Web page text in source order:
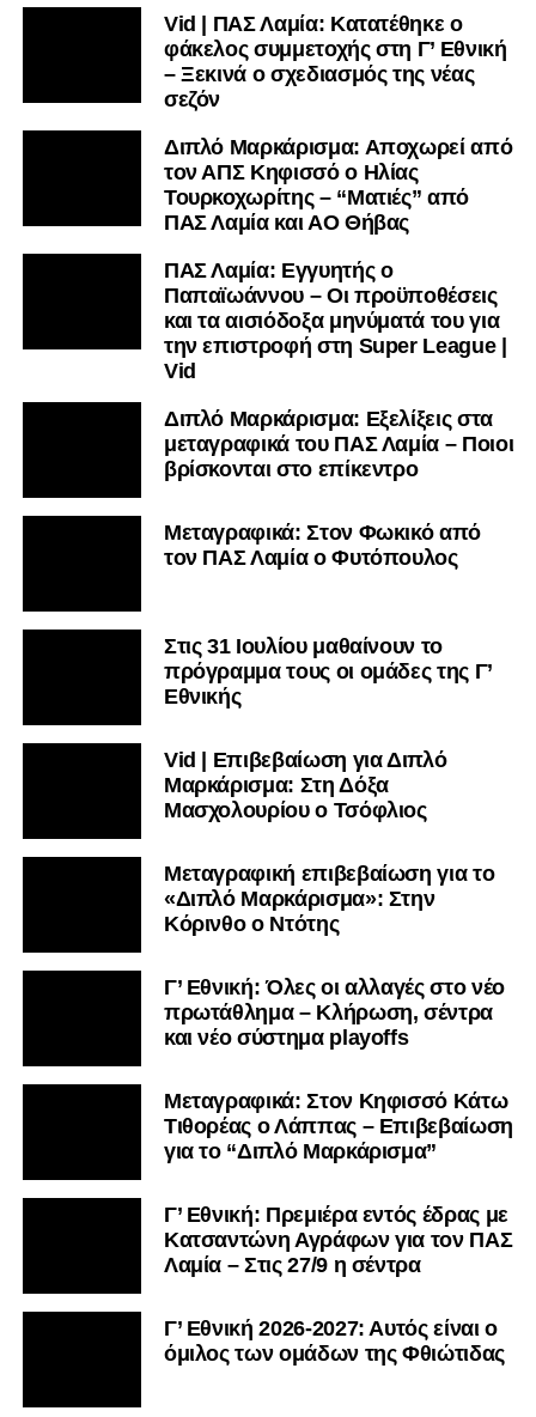
μαθαίνετε σε χρόνο dt όλα τα νέα.
Vid | ΠΑΣ Λαμία: Κατατέθηκε ο
φάκελος συμμετοχής στη Γ’ Εθνική
– Ξεκινά ο σχεδιασμός της νέας
σεζόν
Διπλό Μαρκάρισμα: Αποχωρεί από
τον ΑΠΣ Κηφισσό ο Ηλίας
Τουρκοχωρίτης – “Ματιές” από
ΠΑΣ Λαμία και ΑΟ Θήβας
ΠΑΣ Λαμία: Εγγυητής ο
Παπαϊωάννου – Οι προϋποθέσεις
και τα αισιόδοξα μηνύματά του για
την επιστροφή στη Super League |
Vid
Διπλό Μαρκάρισμα: Εξελίξεις στα
μεταγραφικά του ΠΑΣ Λαμία – Ποιοι
βρίσκονται στο επίκεντρο
Μεταγραφικά: Στον Φωκικό από
τον ΠΑΣ Λαμία ο Φυτόπουλος
Στις 31 Ιουλίου μαθαίνουν το
πρόγραμμα τους οι ομάδες της Γ’
Εθνικής
Vid | Επιβεβαίωση για Διπλό
Μαρκάρισμα: Στη Δόξα
Μασχολουρίου ο Τσόφλιος
Μεταγραφική επιβεβαίωση για το
«Διπλό Μαρκάρισμα»: Στην
Κόρινθο ο Ντότης
Γ’ Εθνική: Όλες οι αλλαγές στο νέο
πρωτάθλημα – Κλήρωση, σέντρα
και νέο σύστημα playoffs
Μεταγραφικά: Στον Κηφισσό Κάτω
Τιθορέας ο Λάππας – Επιβεβαίωση
για το “Διπλό Μαρκάρισμα”
Γ’ Εθνική: Πρεμιέρα εντός έδρας με
Κατσαντώνη Αγράφων για τον ΠΑΣ
Λαμία – Στις 27/9 η σέντρα
Γ’ Εθνική 2026-2027: Αυτός είναι ο
όμιλος των ομάδων της Φθιώτιδας